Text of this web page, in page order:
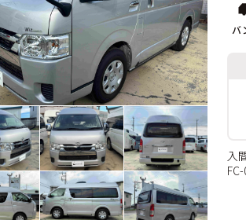
バ
入